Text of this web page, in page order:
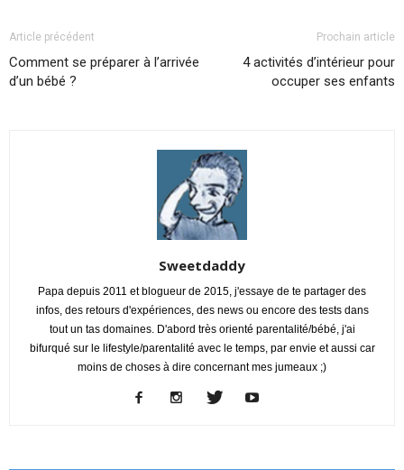
Article précédent
Comment se préparer à l’arrivée
d’un bébé ?
Prochain article
4 activités d’intérieur pour
occuper ses enfants
Sweetdaddy
Papa depuis 2011 et blogueur de 2015, j'essaye de te partager des
infos, des retours d'expériences, des news ou encore des tests dans
tout un tas domaines. D'abord très orienté parentalité/bébé, j'ai
bifurqué sur le lifestyle/parentalité avec le temps, par envie et aussi car
moins de choses à dire concernant mes jumeaux ;)